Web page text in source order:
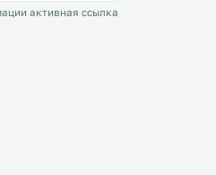
активная ссылка